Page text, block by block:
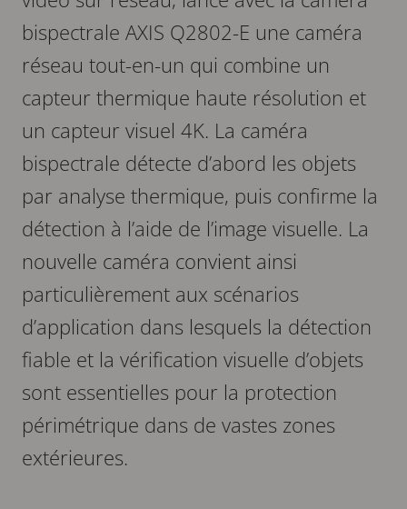
bispectrale AXIS Q2802-E une caméra
réseau tout-en-un qui combine un
capteur thermique haute résolution et
un capteur visuel 4K. La caméra
bispectrale détecte d’abord les objets
par analyse thermique, puis confirme la
détection à l’aide de l’image visuelle. La
nouvelle caméra convient ainsi
particulièrement aux scénarios
d’application dans lesquels la détection
fiable et la vérification visuelle d’objets
sont essentielles pour la protection
périmétrique dans de vastes zones
extérieures.